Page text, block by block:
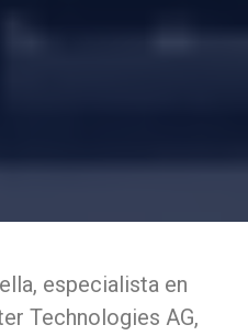
especialista en
Technologies AG,